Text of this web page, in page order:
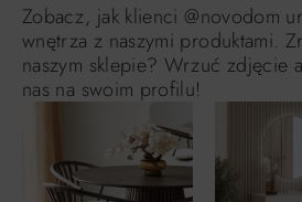
Zobacz, jak klienci @novodom
wnętrza z naszymi produktami.
naszym sklepie? Wrzuć zdjęcie
nas na swoim profilu!